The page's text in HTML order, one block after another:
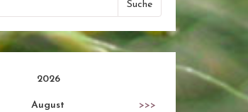
2026
August >>>